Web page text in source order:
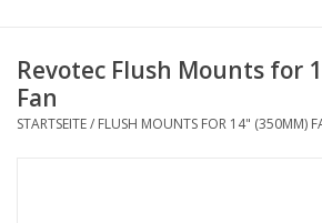
Controller
Revotec Flush Mounts for
Fan
STARTSEITE/ FLUSH MOUNTS FOR 14" (350MM)